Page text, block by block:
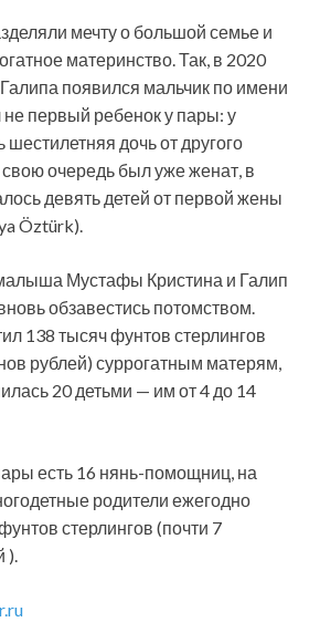
мечту о большой семье и
материнство. Так, в 2020
появился мальчик по имени
первый ребенок у пары: у
шестилетняя дочь от другого
очередь был уже женат, в
девять детей от первой жены
Öztürk).
Мустафы Кристина и Галип
обзавестись потомством.
138 тысяч фунтов стерлингов
рублей) суррогатным матерям,
20 детьми — им от 4 до 14
есть 16 нянь-помощниц, на
родители ежегодно
стерлингов (почти 7
).